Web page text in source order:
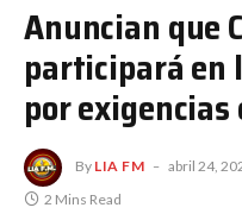
Anuncian que
participará en
por exigencias
By LIA FM abril 24,
2 Mins Read